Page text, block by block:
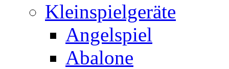
Kleinspielgeräte
Angelspiel
Abalone